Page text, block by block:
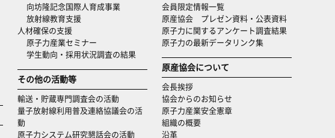
向坊隆記念国際人育成事業
放射線教育支援
人材確保の支援
原子力産業セミナー
学生動向・採用状況調査の結果
その他の活動等
輸送・貯蔵専門調査会の活動
量子放射線利用普及連絡協議会の活
動
原子力システム研究懇話会の活動
会員限定情報一覧
原産協会 プレゼン資料・公表資料
原子力に関するアンケート調査結果
原子力の最新データリンク集
原産協会について
会長挨拶
協会からのお知らせ
原子力産業安全憲章
組織の概要
沿革